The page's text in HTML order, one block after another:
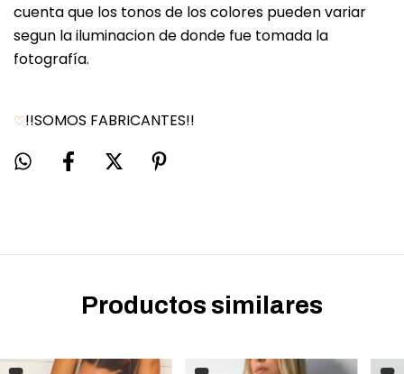
cuenta que los tonos de los colores pueden variar
segun la iluminacion de donde fue tomada la
fotografía.
♡!!SOMOS FABRICANTES!!
Productos similares